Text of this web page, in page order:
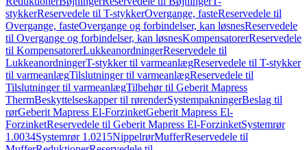
stykkerReservedele til T-stykkerOvergange, fasteReservedele til
Overgange, fasteOvergange og forbindelser, kan løsnesReservedele
til Overgange og forbindelser, kan løsnesKompensatorerReservedele
til KompensatorerLukkeanordningerReservedele til
LukkeanordningerT-stykker til varmeanlægReservedele til T-stykker
til varmeanlægTilslutninger til varmeanlægReservedele til
Tilslutninger til varmeanlægTilbehør til Geberit Mapress
ThermBeskyttelseskapper til rørenderSystempakningerBeslag til
rørGeberit Mapress El-ForzinketGeberit Mapress El-
ForzinketReservedele til Geberit Mapress El-ForzinketSystemrør
1.0034Systemrør 1.0215NippelrørMufferReservedele til